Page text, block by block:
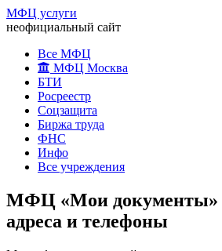
МФЦ услуги
неофициальный сайт
Все МФЦ
МФЦ Москва
БТИ
Росреестр
Соцзащита
Биржа труда
ФНС
Инфо
Все учреждения
МФЦ «Мои документы»
адреса и телефоны